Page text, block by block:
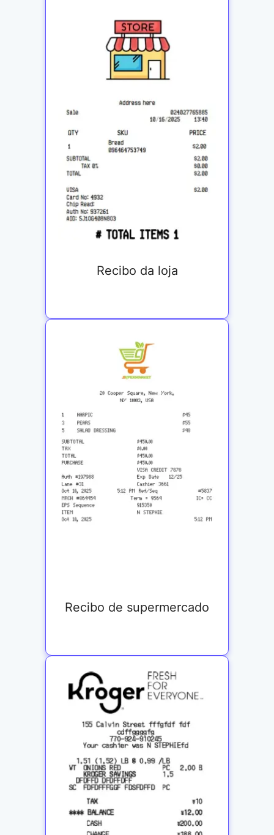
Recibo da loja
Recibo de supermercado